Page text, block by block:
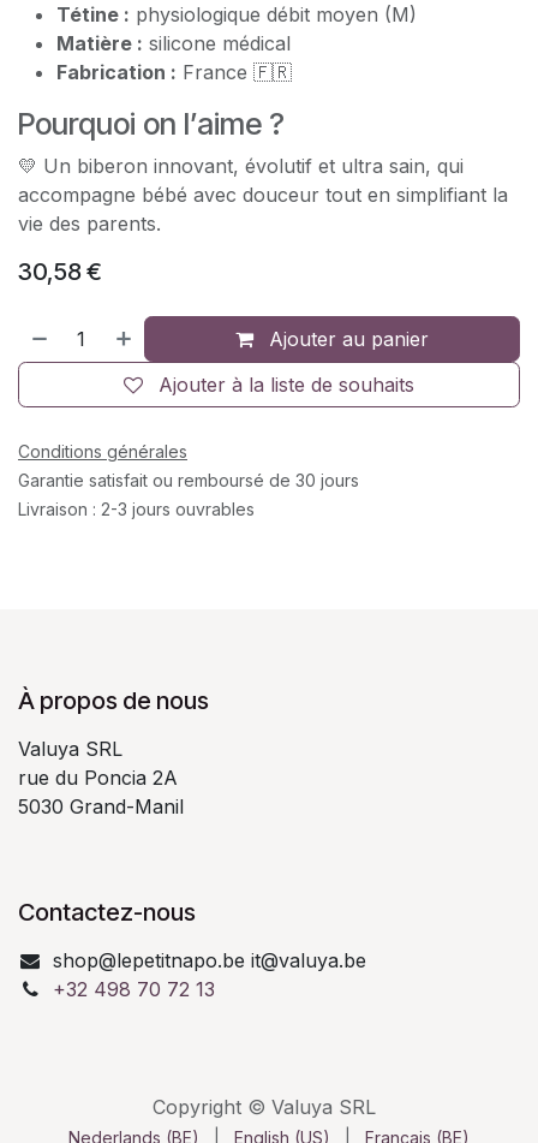
Tétine : physiologique débit moyen (M)
Matière : silicone médical
Fabrication : France 🇫🇷
Pourquoi on l’aime ?
💛 Un biberon innovant, évolutif et ultra sain, qui
accompagne bébé avec douceur tout en simplifiant la
vie des parents.
30,58€
Ajouter au panier
Ajouter à la liste de souhaits
Conditions générales
Garantie satisfait ou remboursé de 30 jours
Livraison : 2-3 jours ouvrables
À propos de nous
Valuya SRL
rue du Poncia 2A
5030 Grand-Manil
Contactez-nous
shop@lepetitnapo.be it@valuya.be
+32 498 70 72 13
Copyright © Valuya SRL
Nederlands (BE) English (US) Français (BE)